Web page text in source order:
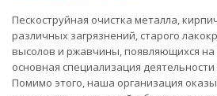
Пескоструйная очистка металла,
различных загрязнений, старого
высолов и ржавчины, появляющихся на
основная специализация
Помимо этого, наша организация